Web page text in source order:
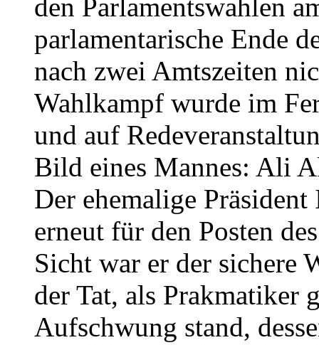
den Parlamentswahlen
parlamentarische Ende
nach zwei Amtszeiten
Wahlkampf wurde im
und auf
Bild eines Mannes: Ali
Der ehemalige
erneut für den Posten
Sicht war er der sichere
der Tat, als Prakmatiker
Aufschwung stand,